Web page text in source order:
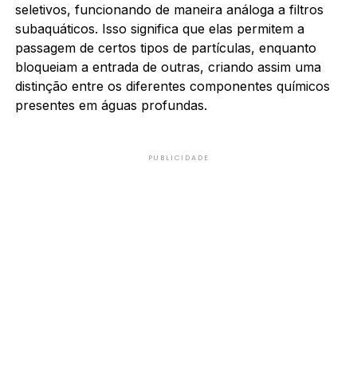
seletivos, funcionando de maneira análoga a filtros
subaquáticos. Isso significa que elas permitem a
passagem de certos tipos de partículas, enquanto
bloqueiam a entrada de outras, criando assim uma
distinção entre os diferentes componentes químicos
presentes em águas profundas.
PUBLICIDADE